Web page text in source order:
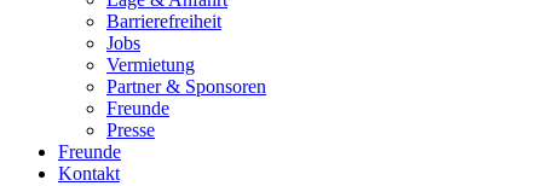
Barrierefreiheit
Jobs
Vermietung
Partner & Sponsoren
Freunde
Presse
Freunde
Kontakt